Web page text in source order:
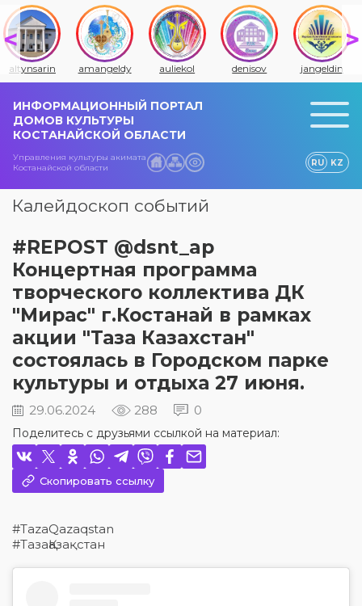
altynsarin amangeldy auliekol denisov jangeldin
ИНФОРМАЦИОННЫЙ ПОРТАЛ
ДОМОВ КУЛЬТУРЫ
КОСТАНАЙСКОЙ ОБЛАСТИ
Управления культуры акимата
Костанайской области
RU KZ
Калейдоскоп событий
#REPOST @dsnt_ap
Концертная программа
творческого коллектива ДК
"Мирас" г.Костанай в рамках
акции "Таза Казахстан"
состоялась в Городском парке
культуры и отдыха 27 июня.
29.06.2024 288 0
Поделитесь с друзьями ссылкой на материал:
Скопировать ссылку
#TazaQazaqstan
#ТазаҚазақстан